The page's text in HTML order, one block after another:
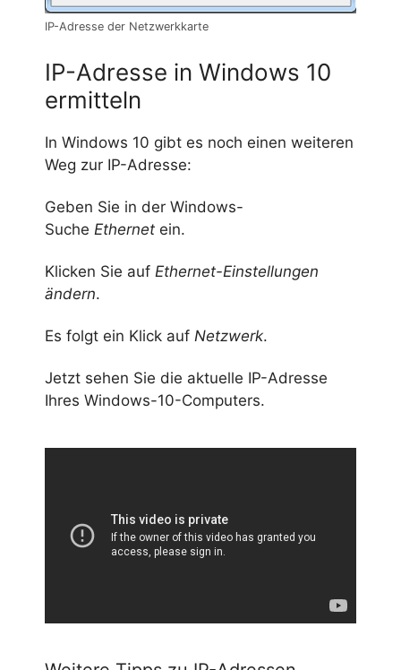
IP-Adresse der Netzwerkkarte
IP-Adresse in Windows 10
ermitteln
In Windows 10 gibt es noch einen weiteren
Weg zur IP-Adresse:
Geben Sie in der Windows-
Suche Ethernet ein.
Klicken Sie auf Ethernet-Einstellungen
ändern.
Es folgt ein Klick auf Netzwerk.
Jetzt sehen Sie die aktuelle IP-Adresse
Ihres Windows-10-Computers.